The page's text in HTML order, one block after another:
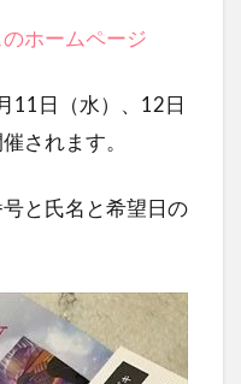
ホームページ
11日（水）、12日
されます。
と氏名と希望日の